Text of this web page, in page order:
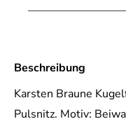
Beschreibung
Karsten Braune
Pulsnitz. Motiv: